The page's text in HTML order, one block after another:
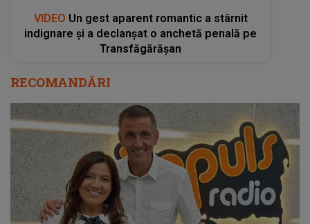
VIDEO Un gest aparent romantic a stârnit
indignare și a declanșat o anchetă penală pe
Transfăgărășan
RECOMANDĂRI